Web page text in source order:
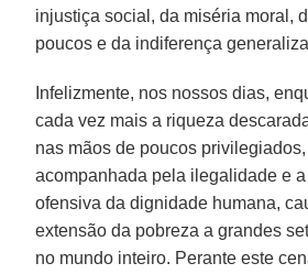
injustiça social, da miséria moral,
poucos e da indiferença
Infelizmente, nos nossos dias,
cada vez mais a riqueza
nas mãos de poucos
acompanhada pela ilegalidade e
ofensiva da dignidade humana,
extensão da pobreza a grandes
no mundo inteiro. Perante este